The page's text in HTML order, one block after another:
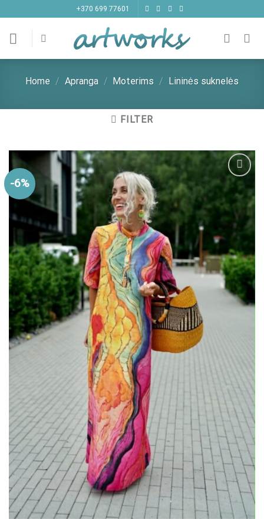
to
content
+370 699 77601
Home / Apranga / Moterims / Lininės suknelės
FILTER
-6%